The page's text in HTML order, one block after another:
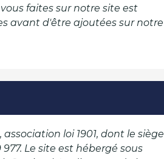
faites sur notre site est
avant d'être ajoutées sur notre
loi 1901, dont le siège
Le site est hébergé sous